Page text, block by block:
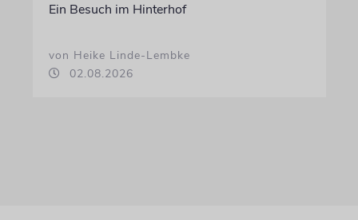
Ein Besuch im Hinterhof
von Heike Linde-Lembke
02.08.2026